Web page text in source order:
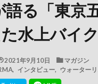
る「東京
水上バイ
2021年9月10日
マガジン
, インタビュー, ウォーター